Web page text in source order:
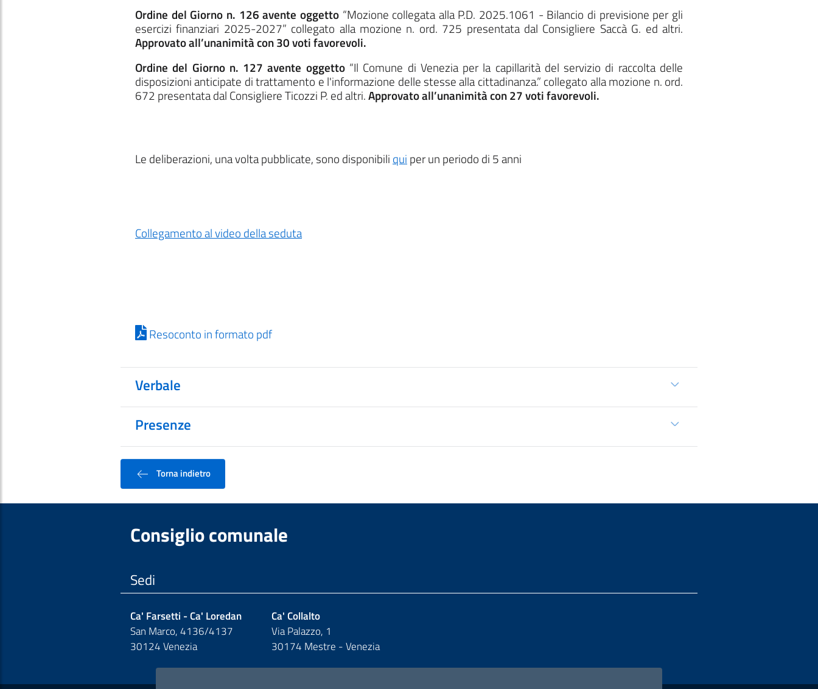
Ordine del Giorno n. 126 avente oggetto“Mozione collegata alla P.D. 2025.1061 - Bilancio di previsione per gli
esercizi finanziari 2025-2027” collegato alla mozione n. ord. 725 presentata dal Consigliere Saccà G. ed altri.
Approvato all’unanimità con 30 voti favorevoli.
Ordine del Giorno n. 127 avente oggetto“Il Comune di Venezia per la capillarità del servizio di raccolta delle
disposizioni anticipate di trattamento e l'informazione delle stesse alla cittadinanza.” collegato alla mozione n. ord.
672 presentata dal Consigliere Ticozzi P. ed altri.Approvato all’unanimità con 27 voti favorevoli.
Le deliberazioni, una volta pubblicate, sono disponibili qui per un periodo di 5 anni
Collegamento al video della seduta
Resoconto in formato pdf
Verbale
Presenze
Torna indietro
Consiglio comunale
Sedi
Ca' Farsetti - Ca' Loredan
San Marco, 4136/4137
30124 Venezia
Ca' Collalto
Via Palazzo, 1
30174 Mestre - Venezia